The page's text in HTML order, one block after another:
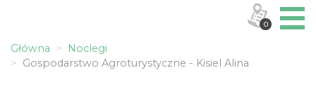
Główna
Noclegi
Gospodarstwo Agroturystyczne - Kisiel Alina
0